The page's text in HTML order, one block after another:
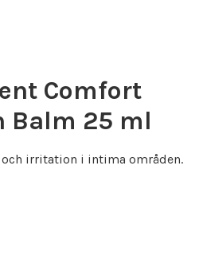
Comfort
Balm 25 ml
och irritation i intima områden.